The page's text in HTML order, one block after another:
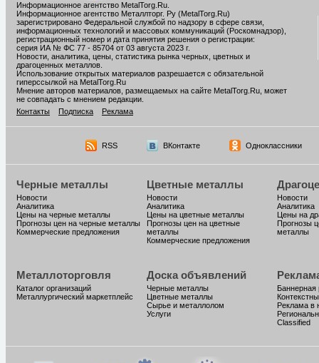
Информационное агентство MetalTorg.Ru
Информационное агентство Металлторг. Ру (MetalTorg.Ru)
зарегистрировано Федеральной службой по надзору в сфере связи,
информационных технологий и массовых коммуникаций (Роскомнадзор),
регистрационный номер и дата принятия решения о регистрации:
серия ИА № ФС 77 - 85704 от 03 августа 2023 г.
Новости, аналитика, цены, статистика рынка черных, цветных и
драгоценных металлов.
Использование открытых материалов разрешается с обязательной
гиперссылкой на MetalTorg.Ru
Мнение авторов материалов, размещаемых на сайте MetalTorg.Ru, может
не совпадать с мнением редакции.
Контакты
Подписка Реклама
RSS ВКонтакте Одноклассники
Черные металлы
Новости
Аналитика
Цены на черные металлы
Прогнозы цен на черные металлы
Коммерческие предложения
Цветные металлы
Новости
Аналитика
Цены на цветные металлы
Прогнозы цен на цветные
металлы
Коммерческие предложения
Новости
Аналитика
Цены на
Прогнозы
металлы
Металлоторговля
Каталог организаций
Металлургический маркетплейс
Доска объявлений
Черные металлы
Цветные металлы
Сырье и металлолом
Услуги
Баннерная
Реклама в
Classified